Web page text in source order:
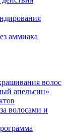
аммиака
волос
апельсин»
волосами и